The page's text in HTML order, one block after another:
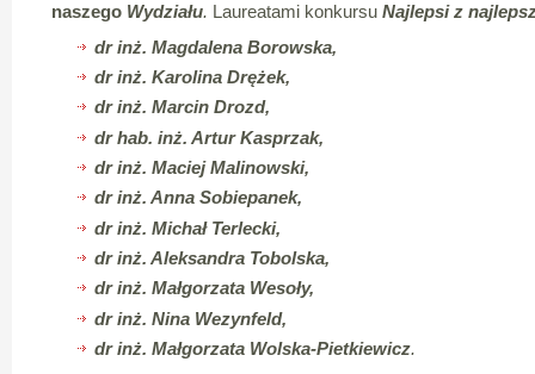
naszego Wydziału. Laureatami konkursu Najlepsi z
dr inż. Magdalena Borowska,
dr inż. Karolina Drężek,
dr inż. Marcin Drozd,
dr hab. inż. Artur Kasprzak,
dr inż. Maciej Malinowski,
dr inż. Anna Sobiepanek,
dr inż. Michał Terlecki,
dr inż. Aleksandra Tobolska,
dr inż. Małgorzata Wesoły,
dr inż. Nina Wezynfeld,
dr inż. Małgorzata Wolska-Pietkiewicz.